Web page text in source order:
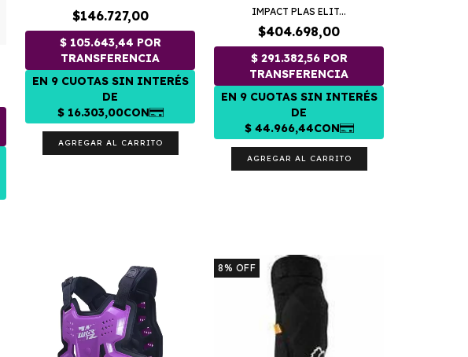
$146.727,00
IMPACT PLAS ELIT...
$404.698,00
AGREGAR AL CARRITO
8% OFF